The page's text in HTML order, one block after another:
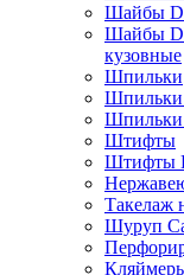
Шайбы
Шайбы
кузовные
Шпильки
Шпильки
Штифты
Штифты
Такелаж
Шуруп